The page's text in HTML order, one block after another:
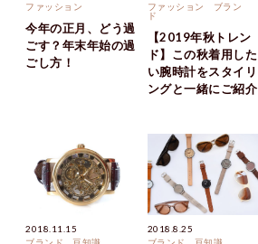
ファッション
今年の正月、どう過
ごす？年末年始の過
ごし方！
ファッション
ブラン
ド
【2019年秋トレン
ド】この秋着用した
い腕時計をスタイリ
ングと一緒にご紹介
2018.11.15
2018.8.25